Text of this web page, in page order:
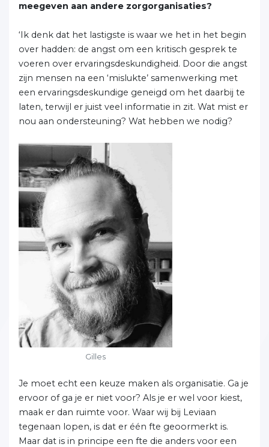
meegeven aan andere zorgorganisaties?
‘Ik denk dat het lastigste is waar we het in het begin
over hadden: de angst om een kritisch gesprek te
voeren over ervaringsdeskundigheid. Door die angst
zijn mensen na een ‘mislukte’ samenwerking met
een ervaringsdeskundige geneigd om het daarbij te
laten, terwijl er juist veel informatie in zit. Wat mist er
nou aan ondersteuning? Wat hebben we nodig?
Gilles
Je moet echt een keuze maken als organisatie. Ga je
ervoor of ga je er niet voor? Als je er wel voor kiest,
maak er dan ruimte voor. Waar wij bij Leviaan
tegenaan lopen, is dat er één fte geoormerkt is.
Maar dat is in principe een fte die anders voor een